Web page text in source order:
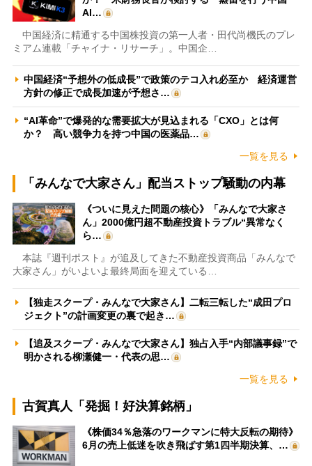
AI…
中国経済に精通する中国株投資の第一人者・田代尚機氏のプレ
ミアム連載「チャイナ・リサーチ」。中国企…
中国経済“予想外の低成長”で政策のテコ入れ必至か 経済運営
方針の修正で成長加速が予想さ…
“AI革命”で爆発的な需要拡大が見込まれる「CXO」とは何
か？ 高い競争力を持つ中国の医薬品…
一覧を見る
「みんなで大家さん」配当ストップ騒動の内幕
《ついに見えた問題の核心》「みんなで大家さ
ん」2000億円超不動産投資トラブル“異常なく
ら…
本誌『週刊ポスト』が追及してきた不動産投資商品「みんなで
大家さん」がいよいよ最終局面を迎えている…
【独走スクープ・みんなで大家さん】二転三転した“成田プロ
ジェクト”の計画変更の裏で起き…
【追及スクープ・みんなで大家さん】独占入手“内部議事録”で
明かされる柳瀬健一・代表の思…
一覧を見る
古賀真人「発掘！好決算銘柄」
《株価34％急落のワークマンに特大反転の期待》
6月の売上低迷を吹き飛ばす第1四半期決算、…